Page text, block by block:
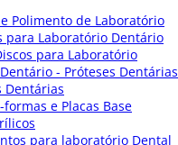
Polimento de Laboratório
para Laboratório Dentário
para Laboratório
- Próteses Dentárias
Dentárias
formas e Placas Base
para laboratório Dental